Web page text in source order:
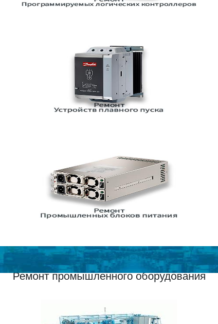
Ремонт промышленного оборудования